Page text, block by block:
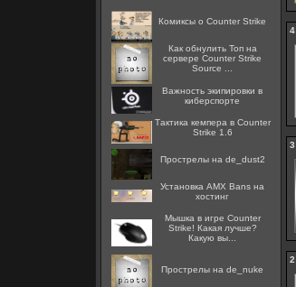
Комиксы о Counter Strike
Как обнулить Топ на
сервере Counter Strike
Source ...
Важность экипировки в
киберспорте
Тактика кемпера в Counter
Strike 1.6
Прострелы на de_dust2
Установка AMX Bans на
хостинг
Мышка в игре Counter
Strike! Какая лучше?
Какую вы...
Прострелы на de_nuke
4
3
2